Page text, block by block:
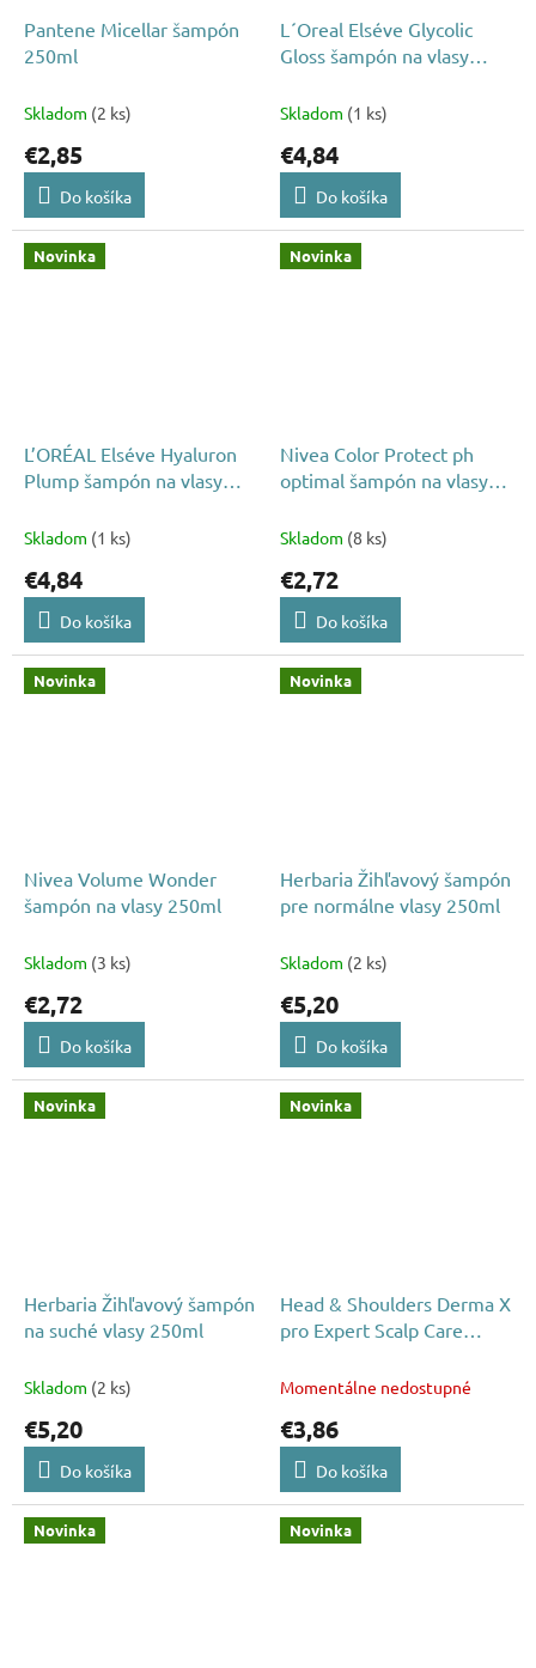
Pantene Micellar šampón
250ml
Skladom (2 ks)
€2,85
Do košíka
L´Oreal Elséve Glycolic
Gloss šampón na vlasy
Skladom (1 ks)
€4,84
Do košíka
Novinka
L’ORÉAL Elséve Hyaluron
Plump šampón na vlasy
Skladom (1 ks)
€4,84
Do košíka
Novinka
Nivea Color Protect ph
optimal šampón na vlasy
Skladom (8 ks)
€2,72
Do košíka
Novinka
Nivea Volume Wonder
šampón na vlasy 250ml
Skladom (3 ks)
€2,72
Do košíka
Novinka
Herbaria Žihľavový šampón
pre normálne vlasy 250ml
Skladom (2 ks)
€5,20
Do košíka
Novinka
Herbaria Žihľavový šampón
na suché vlasy 250ml
Skladom (2 ks)
€5,20
Do košíka
Novinka
Head & Shoulders Derma X
pro Expert Scalp Care
Momentálne nedostupné
€3,86
Do košíka
Novinka Novinka